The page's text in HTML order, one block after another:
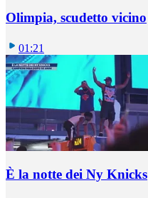
Olimpia, scudetto vicino
01:21
È la notte dei Ny Knicks